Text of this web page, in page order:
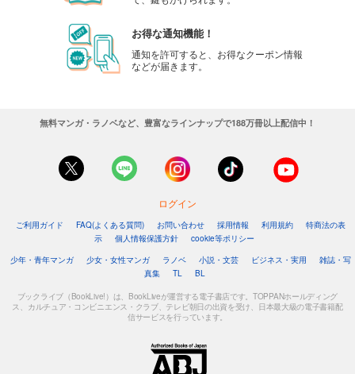
お得な通知機能！
通知を許可すると、お得なクーポン情報
などが届きます。
無料マンガ・ラノベなど、豊富なラインナップで188万冊以上配信中！
ログイン
ご利用ガイド FAQ(よくある質問) お問い合わせ 採用情報 利用規約
特商法の表
示
個人情報保護方針
cookie等ポリシー
少年・青年マンガ
少女・女性マンガ ラノベ 小説・文芸 ビジネス・実用
雑誌・写
真集
TL BL
ブックライブ（BookLive!）は、BookLiveが運営する電子書店です。TOPPANホールディング
ス、カルチュア・コンビニエンス・クラブ、テレビ朝日の出資を受け、日本最大級の電子書籍配
信サービスを行っています。